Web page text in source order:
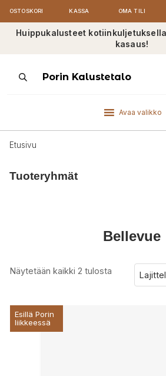
OSTOSKORI KASSA OMA TILI
Huippukalusteet
kasaus!
ProductsPorin Kalustetalo
Avaa valikko
Etusivu
Tuoteryhmät
Bellevue
Näytetään kaikki 2 tulosta
Esillä Porin
liikkeessä